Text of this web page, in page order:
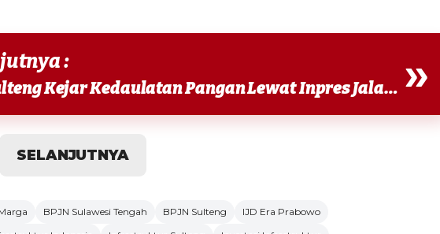
:
Baca Juga : BPJN Sulteng Kejar Kedaulatan Pangan Lewat Inpres Jalan Daerah »
SELANJUTNYA
BPJN Sulawesi Tengah BPJN Sulteng
IJD Era Prabowo